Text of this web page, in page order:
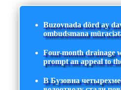
Buzovnada dörd ay
ombudsmana
Four-month drainage
prompt an appeal to
В Бузовна